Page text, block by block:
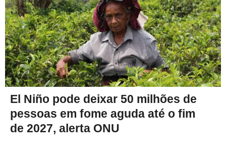
El Niño pode deixar 50 milhões de
pessoas em fome aguda até o fim
de 2027, alerta ONU